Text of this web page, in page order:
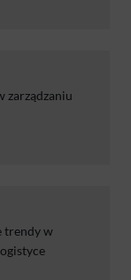
zarządzaniu
trendy w